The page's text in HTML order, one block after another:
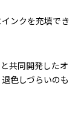
ンクを充填でき
共同開発したオ
色しづらいのも